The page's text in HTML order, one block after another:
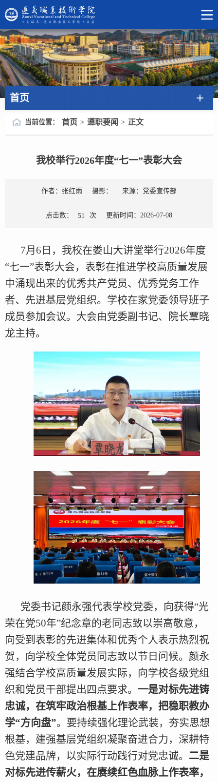
首页
当前位置： 首页 > 遵职要闻 > 正文
我校举行2026年度“七一”表彰大会
作者：张红雨 摄影： 来源：党委宣传部
点击数： 51 次 更新时间：2026-07-08
7月6日，我校在娄山大讲堂举行2026年度
“七一”表彰大会，表彰在推进学校高质量发展
中涌现出来的优秀共产党员、优秀党务工作
者、先进基层党组织。学校在家党委领导班子
成员参加会议。大会由党委副书记、院长覃晓
龙主持。
党委书记颜永强代表学校党委，向获得“光
荣在党50年”纪念章的老同志致以崇高敬意，
向受到表彰的先进集体和优秀个人表示热烈祝
贺，向学校全体党员同志致以节日问候。颜永
强结合学校高质量发展实际，向学校各级党组
织和党员干部提出四点要求。 一是对标先进铸
忠诚，在筑牢政治根基上作表率，把稳职教办
学“方向盘”。要持续强化理论武装，夯实思想
根基，建强基层党组织凝聚奋进合力，深耕特
色党建品牌，以实际行动践行对党忠诚。 二是
对标先进传薪火，在赓续红色血脉上作表率，